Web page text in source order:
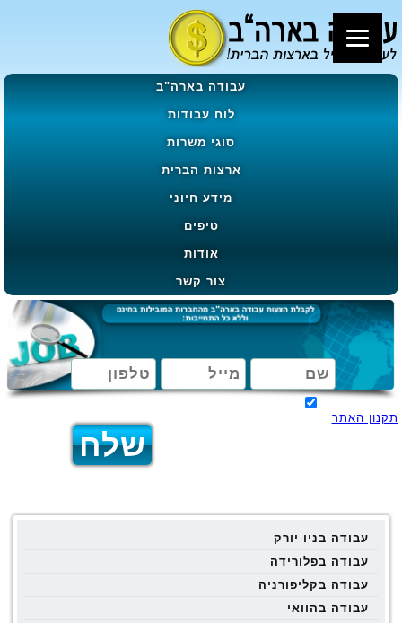
עבודה בארה"ב
לוח עבודות
סוגי משרות
ארצות הברית
מידע חיוני
טיפים
אודות
צור קשר
תקנון האתר
עבודה בניו יורק
עבודה בפלורידה
עבודה בקליפורניה
עבודה בהוואי